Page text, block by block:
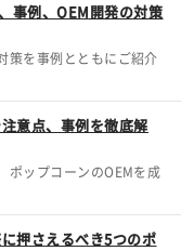
事例、OEM開発の対策
策を事例とともにご紹介
意点、事例を徹底解
ポップコーンのOEMを成
押さえるべき5つのポ